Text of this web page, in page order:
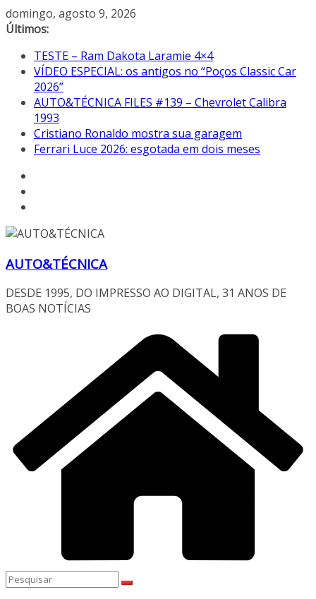
Pular
para
conteúdo
domingo, agosto 9, 2026
Últimos:
TESTE – Ram Dakota Laramie 4×4
VÍDEO ESPECIAL: os antigos no “Poços Classic Car
2026”
AUTO&TÉCNICA FILES #139 – Chevrolet Calibra
1993
Cristiano Ronaldo mostra sua garagem
Ferrari Luce 2026: esgotada em dois meses
AUTO&TÉCNICA
DESDE 1995, DO IMPRESSO AO DIGITAL, 31 ANOS DE
BOAS NOTÍCIAS